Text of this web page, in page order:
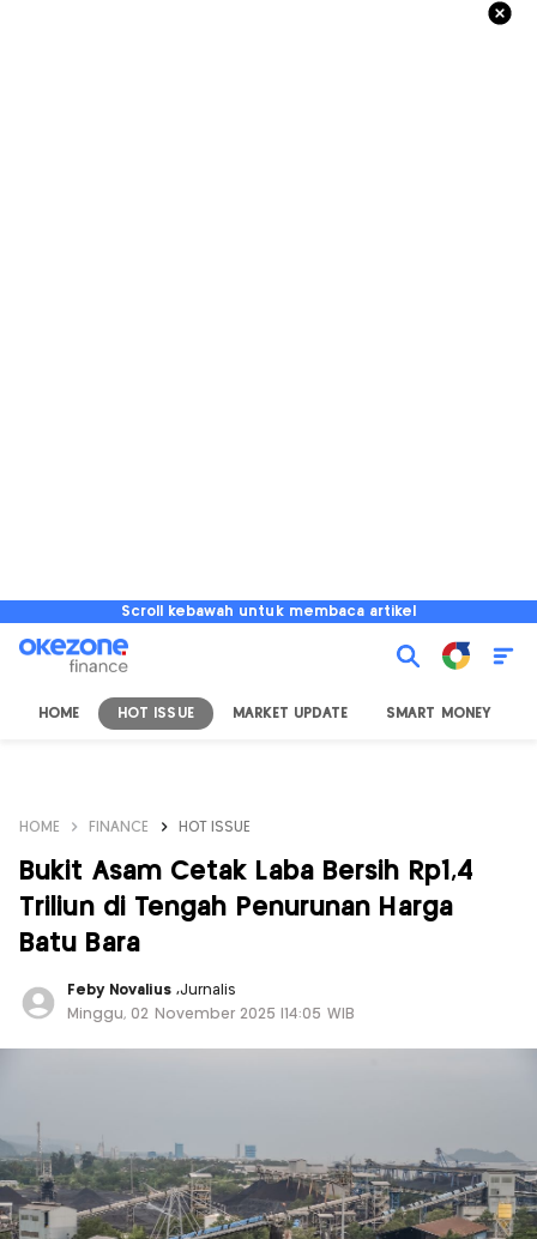
Scroll kebawah untuk membaca artikel
HOME HOT ISSUE MARKET UPDATE SMART MONEY
HOME FINANCE HOT ISSUE
Bukit Asam Cetak Laba Bersih Rp1,4
Triliun di Tengah Penurunan Harga
Batu Bara
Feby Novalius ,Jurnalis
Minggu, 02 November 2025 |14:05 WIB